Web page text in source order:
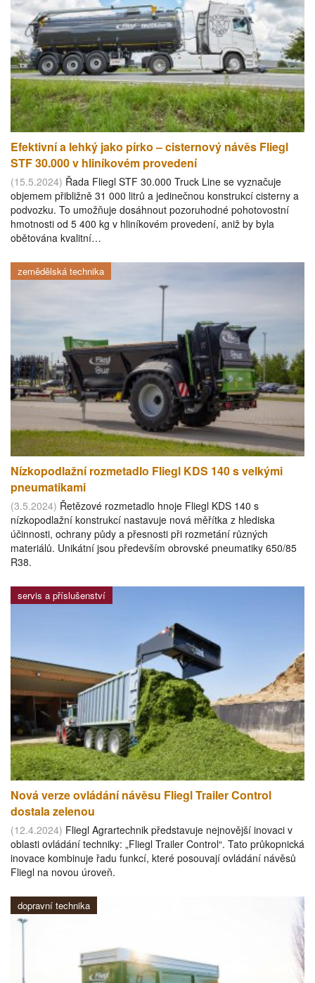
Efektivní a lehký jako pírko – cisternový návěs Fliegl
STF 30.000 v hliníkovém provedení
(15.5.2024) Řada Fliegl STF 30.000 Truck Line se vyznačuje
objemem přibližně 31 000 litrů a jedinečnou konstrukcí cisterny a
podvozku. To umožňuje dosáhnout pozoruhodné pohotovostní
hmotnosti od 5 400 kg v hliníkovém provedení, aniž by byla
obětována kvalitní…
zemědělská technika
Nízkopodlažní rozmetadlo Fliegl KDS 140 s velkými
pneumatikami
(3.5.2024) Řetězové rozmetadlo hnoje Fliegl KDS 140 s
nízkopodlažní konstrukcí nastavuje nová měřítka z hlediska
účinnosti, ochrany půdy a přesnosti při rozmetání různých
materiálů. Unikátní jsou především obrovské pneumatiky 650/85
R38.
servis a příslušenství
Nová verze ovládání návěsu Fliegl Trailer Control
dostala zelenou
(12.4.2024) Fliegl Agrartechnik představuje nejnovější inovaci v
oblasti ovládání techniky: „Fliegl Trailer Control“. Tato průkopnická
inovace kombinuje řadu funkcí, které posouvají ovládání návěsů
Fliegl na novou úroveň.
dopravní technika